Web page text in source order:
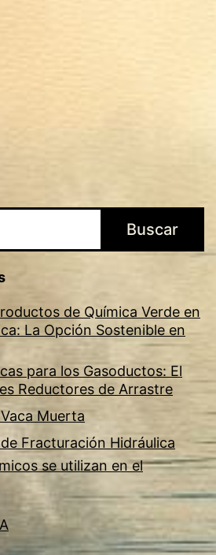
Buscar
de Química Verde en
La Opción Sostenible en
para los Gasoductos: El
Reductores de Arrastre
Muerta
Fracturación Hidráulica
se utilizan en el